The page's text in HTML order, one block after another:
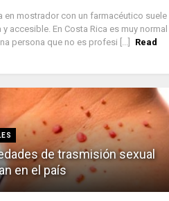
en mostrador con un farmacéutico suele
y accesible. En Costa Rica es muy normal
persona que no es profesi [...]
Read
de trasmisión sexual
en el país